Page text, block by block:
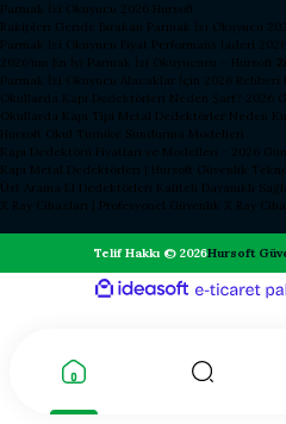
Parmak İzi Okuyucu 2026 Hursoft
Rakipleri Geride Bırakan Parmak İzi Okuyucu
Parmak İzi Okuyucu Fiyat Performans Lideri
2026’nın En İyi Parmak İzi Okuyucusu – Hursoft
Parmak İzi Okuyucu Alacaklar İçin 2026 Rehberi
Okullarda Kapı Dedektörleri Neden Şart? 2026
Okullarda Kapı Tipi Metal Dedektörler Neden
Hursoft Okul Turnike Sundurma Modelleri
Kapı Dedektörü Fiyatları ve Modelleri - 2026
Kapı Metal Dedektörleri | Hursoft Güvenlik
Üst Arama El Dedektörleri Kaliteli Dayanıklı
X Ray Cihazları | Profesyonel Güvenlik X Ray
Telif Hakkı © 2026Hursoft
ideasoft